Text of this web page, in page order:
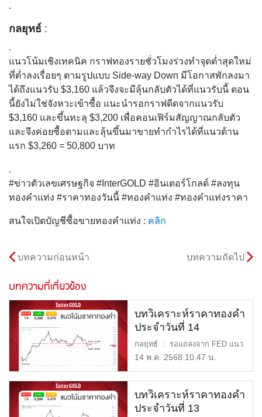
.
กลยุทธ์ :
.
แนวโน้มเชิงเทคนิค กราฟทองรายชั่วโมงร่วงทำจุดต่ำสุดใหม่
ที่ต่ำลงเรื่อยๆ ตามรูปแบบ Side-way Down มีโอกาสพักลงมา
ได้ถึงแนวรับ $3,160 แล้วจึงจะมีลุ้นกลับตัวได้ที่แนวรับนี้ ตอน
นี้ยังไม่ใช่จังหวะเข้าซื้อ แนะนำรอกราฟดีดจากแนวรับ
$3,160 และขึ้นทะลุ $3,200 เพื่อคอนเฟิร์มสัญญาณกลับตัว
และจึงค่อยซื้อตามและลุ้นขึ้นมาขายทำกำไรได้ที่แนวต้าน
แรก $3,260 = 50,800 บาท
.
#ข่าวตัวเลขเศรษฐกิจ #InterGOLD #อินเตอร์โกลด์ #ลงทุน
ทองคำแท่ง #ราคาทองวันนี้ #ทองคำแท่ง #ทองคำแท่งราคา
สนใจเปิดบัญชีซื้อขายทองคำแท่ง : คลิก
บทความก่อนหน้า บทความถัดไป
บทความที่เกี่ยวข้อง
บทวิเคราะห์ราคาทองคำ
ประจำวันที่ 14
พฤษภาคม 2568
กลยุทธ์ : รอแถลงจาก FED แนว
รับ : 3,200 หรือ 50,80 […]
14 พ.ค. 2568 10.47 น.
บทวิเคราะห์ราคาทองคำ
ประจำวันที่ 13